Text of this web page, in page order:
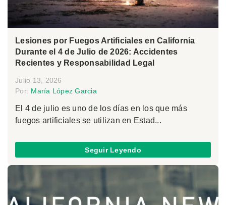
Lesiones por Fuegos Artificiales en California
Durante el 4 de Julio de 2026: Accidentes
Recientes y Responsabilidad Legal
Julio 13, 2026
Por: María López Garcia
El 4 de julio es uno de los días en los que más
fuegos artificiales se utilizan en Estad...
Seguir Leyendo